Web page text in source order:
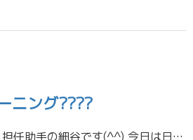
ニング????
こんにちは。担任助手の細谷です(^^) 今日は日差しは暖かいのに、物凄い強風で肌寒い日ですね???? 桜がまだ咲いていなくて良かったです、！ さて、春休みを満喫中の皆さん！最近寝坊気味ではないですか？？ 遅寝遅起きも休み […]